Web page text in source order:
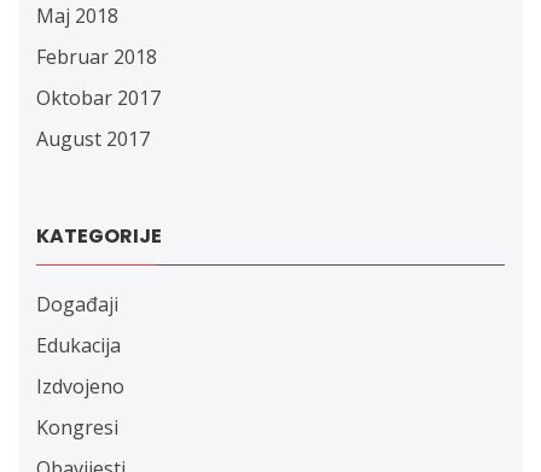
Maj 2018
Februar 2018
Oktobar 2017
August 2017
KATEGORIJE
Događaji
Edukacija
Izdvojeno
Kongresi